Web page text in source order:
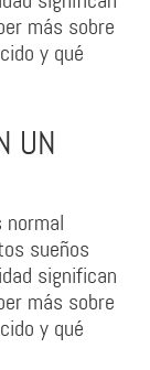
más sobre
y qué
UN
normal
sueños
significan
más sobre
y qué